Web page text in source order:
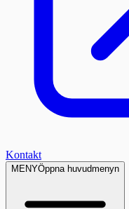
Kontakt
MENYÖppna huvudmenyn